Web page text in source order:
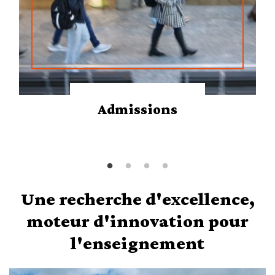
Admissions
Une recherche d'excellence,
moteur d'innovation pour
l'enseignement